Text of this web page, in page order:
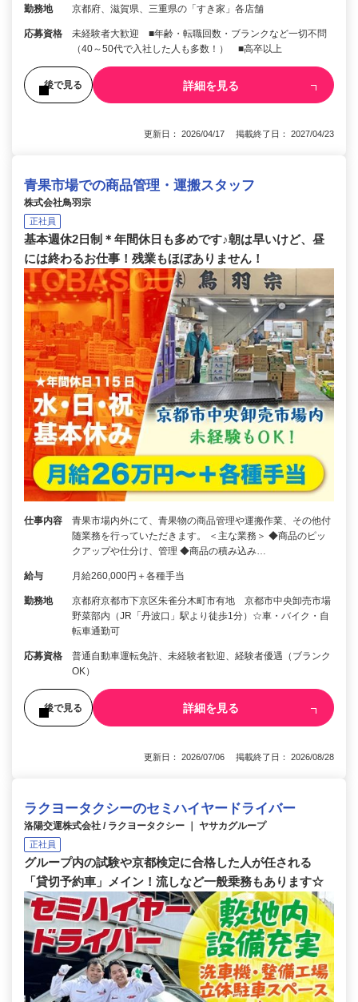
勤務地 京都府、滋賀県、三重県の「すき家」各店舗
応募資格
未経験者大歓迎 ■年齢・転職回数・ブランクなど一切不問
（40～50代で入社した人も多数！） ■高卒以上
後で見る 詳細を見る
更新日： 2026/04/17 掲載終了日： 2027/04/23
青果市場での商品管理・運搬スタッフ
株式会社鳥羽宗
正社員
基本週休2日制＊年間休日も多めです♪朝は早いけど、昼
には終わるお仕事！残業もほぼありません！
仕事内容
青果市場内外にて、青果物の商品管理や運搬作業、その他付
随業務を行っていただきます。 ＜主な業務＞ ◆商品のピッ
クアップや仕分け、管理 ◆商品の積み込み…
給与 月給260,000円＋各種手当
勤務地
京都府京都市下京区朱雀分木町市有地 京都市中央卸売市場
野菜部内（JR「丹波口」駅より徒歩1分）☆車・バイク・自
転車通勤可
応募資格
普通自動車運転免許、未経験者歓迎、経験者優遇（ブランク
OK）
後で見る 詳細を見る
更新日： 2026/07/06 掲載終了日： 2026/08/28
ラクヨータクシーのセミハイヤードライバー
洛陽交運株式会社 / ラクヨータクシー ｜ ヤサカグループ
正社員
グループ内の試験や京都検定に合格した人が任される
「貸切予約車」メイン！流しなど一般乗務もあります☆